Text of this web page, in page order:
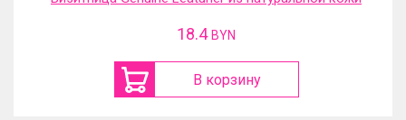
18.4 BYN
В корзину